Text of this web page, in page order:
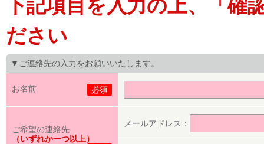
下記項目を入力の上、「確
ださい
▼ご連絡先の入力をお願いいたします。
お名前 必須
ご希望の連絡先
（いずれか一つ以上）
メールアドレス：